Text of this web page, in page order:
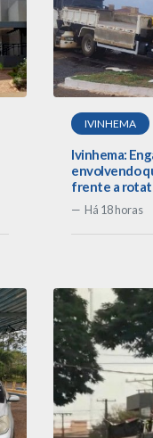
IVINHEMA
Ivinhema:
envolvendo
frente a
Há 18 horas